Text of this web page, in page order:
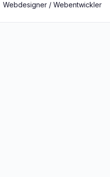
Webdesigner / Webentwickler